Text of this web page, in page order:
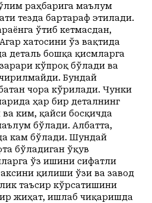
раҳбарига маълум
тезда бартараф этилади.
ўтиб кетмасдан,
хатосини ўз вақтида
деталь бошқа қисмларга
кўпроқ бўлади ва
Бундай
чора кўрилади. Чунки
ҳар бир деталнинг
ким, қайси босқичда
бўлади. Албатта,
кам бўлади. Шундай
бўладиган ўқув
ўз ишини сифатли
қилиши ўзи ва завод
таъсир кўрсатишини
жиҳат, ишлаб чиқаришда